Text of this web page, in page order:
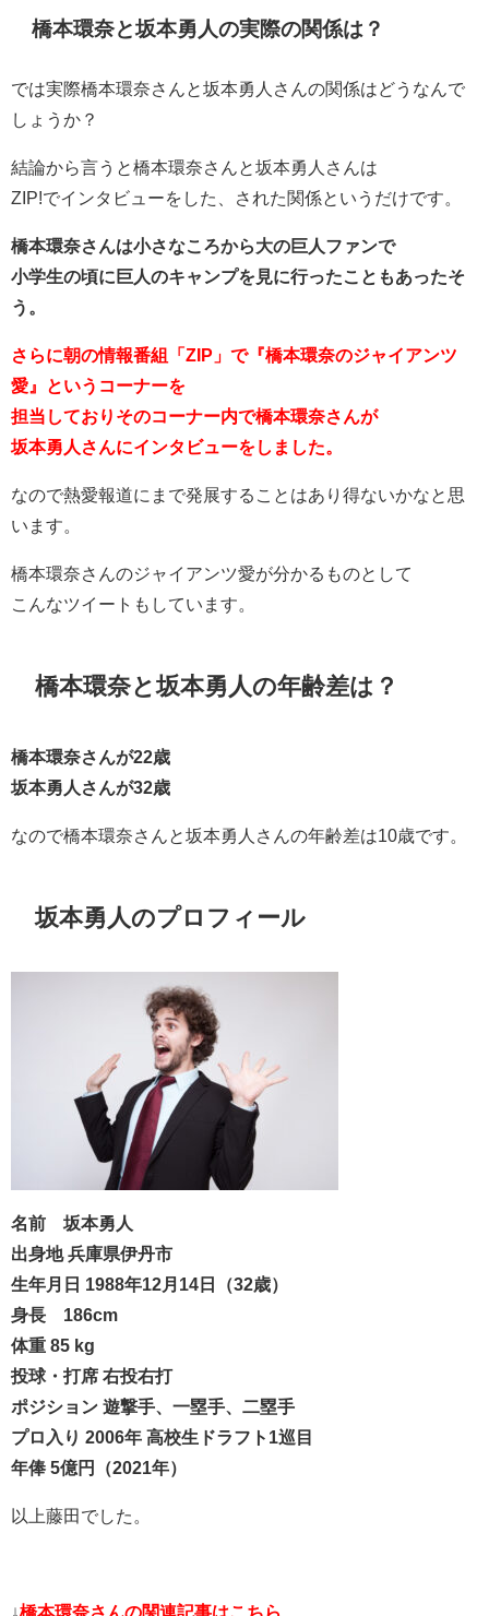
橋本環奈と坂本勇人の実際の関係は？
では実際橋本環奈さんと坂本勇人さんの関係はどうなんで
しょうか？
結論から言うと橋本環奈さんと坂本勇人さんは
ZIP!でインタビューをした、された関係というだけです。
橋本環奈さんは小さなころから大の巨人ファンで
小学生の頃に巨人のキャンプを見に行ったこともあったそ
う。
さらに朝の情報番組「ZIP」で『橋本環奈のジャイアンツ
愛』というコーナーを
担当しておりそのコーナー内で橋本環奈さんが
坂本勇人さんにインタビューをしました。
なので熱愛報道にまで発展することはあり得ないかなと思
います。
橋本環奈さんのジャイアンツ愛が分かるものとして
こんなツイートもしています。
橋本環奈と坂本勇人の年齢差は？
橋本環奈さんが22歳
坂本勇人さんが32歳
なので橋本環奈さんと坂本勇人さんの年齢差は10歳です。
坂本勇人のプロフィール
名前 坂本勇人
出身地 兵庫県伊丹市
生年月日 1988年12月14日（32歳）
身長 186cm
体重 85 kg
投球・打席 右投右打
ポジション 遊撃手、一塁手、二塁手
プロ入り 2006年 高校生ドラフト1巡目
年俸 5億円（2021年）
以上藤田でした。
↓橋本環奈さんの関連記事はこちら